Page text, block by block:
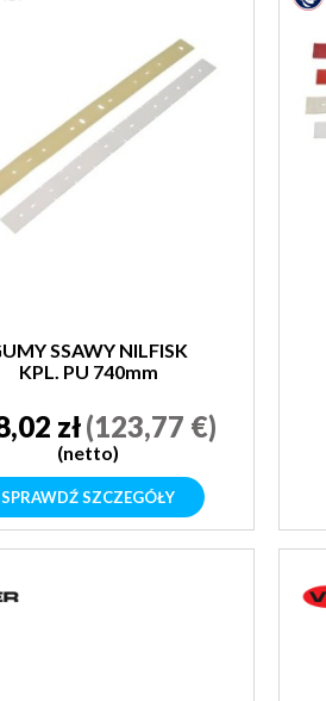
SSAWY NILFISK
KPL. PU 740mm
zł(123,77 €)
(netto)
SPRAWDŹ SZCZEGÓŁY